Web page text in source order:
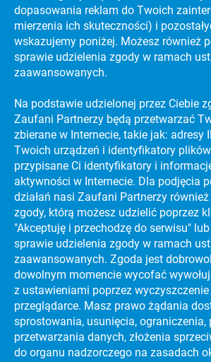
KATALOG UCZELNI
PREVIEW
PORADNIKI
NAJLEPSZE UCZELNIE WYŻSZE NA
PORADNIKI
STRES NA MATURZE
PORADNIKI
DARMOWY KURS MATURALNY!
PORADNIKI
JAK ZDAĆ MATURĘ?
PORADNIKI
CIEKAWE KIERUNKI STUDIÓW
dopasowania reklam do Twoich
mierzenia ich skuteczności) i
wskazujemy poniżej. Możesz również
sprawie udzielenia zgody w ramach
zaawansowanych.
Na podstawie udzielonej przez Ciebie
Zaufani Partnerzy będą przetwarzać
zbierane w Internecie, takie jak: adresy
Twoich urządzeń i identyfikatory
przypisane Ci identyfikatory i
aktywności w Internecie. Dla podjęcia
działań nasi Zaufani Partnerzy
zgody, którą możesz udzielić poprzez
"Akceptuję i przechodzę do serwisu"
sprawie udzielenia zgody w ramach
zaawansowanych. Zgoda jest
dowolnym momencie wycofać
z ustawieniami poprzez
przeglądarce. Masz prawo żądania
sprostowania, usunięcia, ograniczenia,
przetwarzania danych, złożenia
do organu nadzorczego na zasadach